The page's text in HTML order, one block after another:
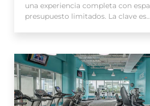
una experiencia completa con
presupuesto limitados. La clave es...